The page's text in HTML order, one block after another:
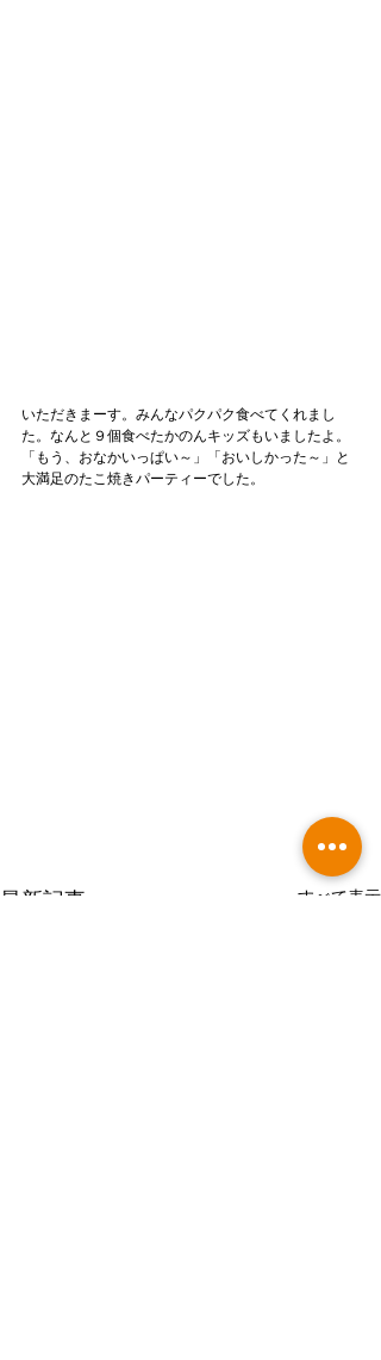
いただきまーす。みんなパクパク食べてくれまし
た。なんと９個食べたかのんキッズもいましたよ。
「もう、おなかいっぱい～」「おいしかった～」と
大満足のたこ焼きパーティーでした。
最新記事 すべて表示